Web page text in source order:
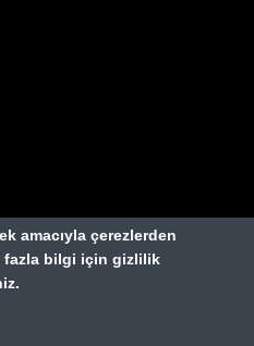
TÜRSAB'a kayıtlı bir
amacıyla çerezlerden
fazla bilgi için gizlilik